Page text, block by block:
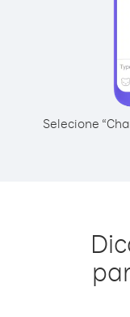
Selecione